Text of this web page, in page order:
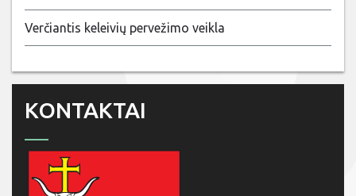
Verčiantis keleivių pervežimo veikla
KONTAKTAI